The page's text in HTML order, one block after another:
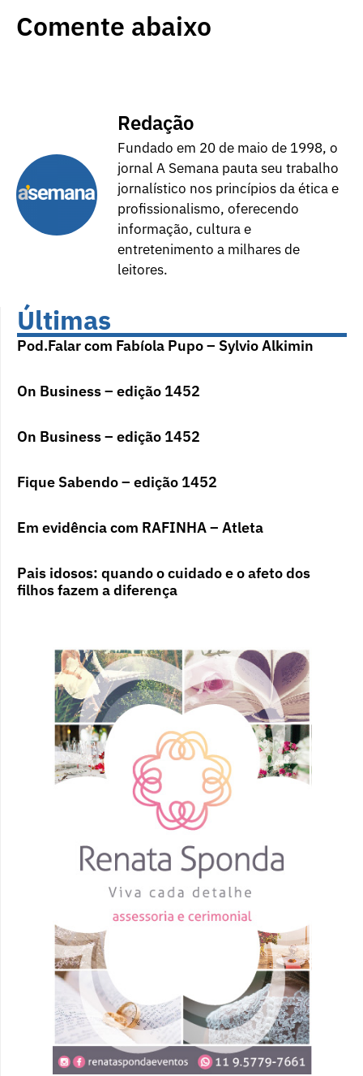
Comente abaixo
Redação
Fundado em 20 de maio de 1998, o
jornal A Semana pauta seu trabalho
jornalístico nos princípios da ética e
profissionalismo, oferecendo
informação, cultura e
entretenimento a milhares de
leitores.
Últimas
Pod.Falar com Fabíola Pupo – Sylvio Alkimin
On Business – edição 1452
On Business – edição 1452
Fique Sabendo – edição 1452
Em evidência com RAFINHA – Atleta
Pais idosos: quando o cuidado e o afeto dos
filhos fazem a diferença